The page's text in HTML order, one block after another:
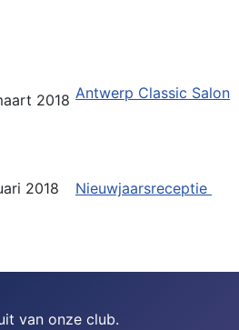
2018 Antwerp Classic Salon
2018 Nieuwjaarsreceptie
van onze club.